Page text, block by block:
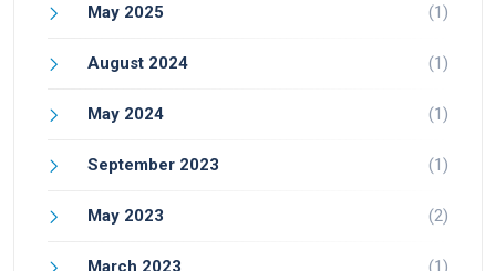
May 2025 (1)
August 2024 (1)
May 2024 (1)
September 2023 (1)
May 2023 (2)
March 2023 (1)